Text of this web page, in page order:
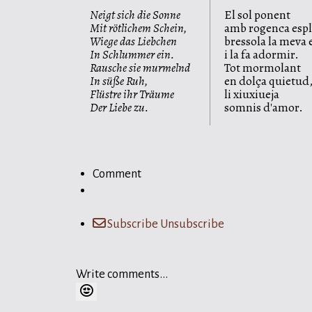
Neigt sich die Sonne
Mit rötlichem Schein,
Wiege das Liebchen
In Schlummer ein.
Rausche sie murmelnd
In süße Ruh,
Flüstre ihr Träume
Der Liebe zu.
El sol ponent
amb rogenca
bressola la meva
i la fa adormir.
Tot mormolant
en dolça quietud,
li xiuxiueja
somnis d'amor.
Comment
Subscribe Unsubscribe
Write comments...